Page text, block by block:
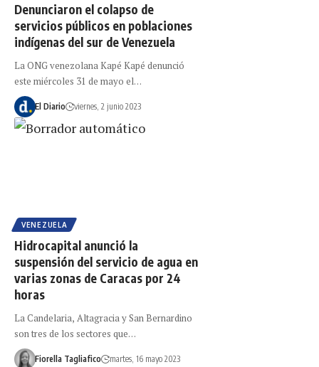
Denunciaron el colapso de
servicios públicos en poblaciones
indígenas del sur de Venezuela
La ONG venezolana Kapé Kapé denunció
este miércoles 31 de mayo el…
El Diario viernes, 2 junio 2023
VENEZUELA
Hidrocapital anunció la
suspensión del servicio de agua en
varias zonas de Caracas por 24
horas
La Candelaria, Altagracia y San Bernardino
son tres de los sectores que…
Fiorella Tagliafico martes, 16 mayo 2023